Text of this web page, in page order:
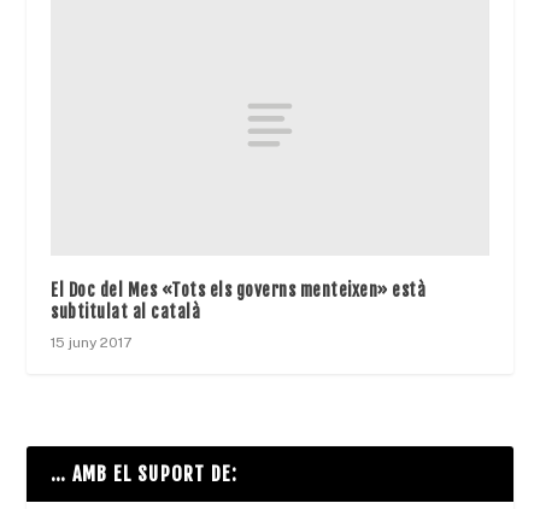
El Doc del Mes «Tots els governs menteixen» està
subtitulat al català
15 juny 2017
… AMB EL SUPORT DE: